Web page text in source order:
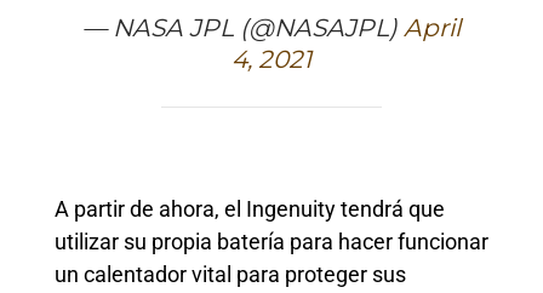
— NASA JPL (@NASAJPL) April
4, 2021
A partir de ahora, el Ingenuity tendrá que
utilizar su propia batería para hacer funcionar
un calentador vital para proteger sus